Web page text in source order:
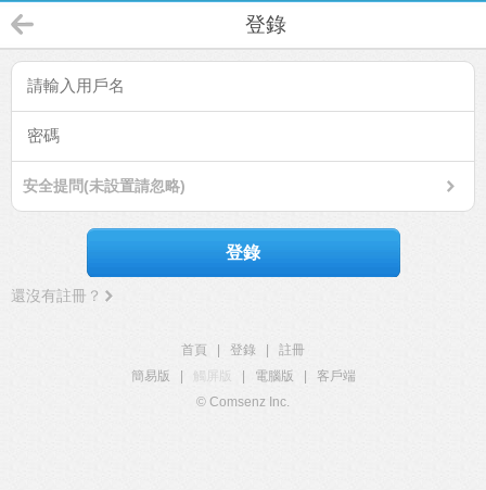
登錄
安全提問(未設置請忽略)
登錄
還沒有註冊？
首頁 登錄
註冊
簡易版
觸屏版 電腦版
客戶端
© Comsenz Inc.